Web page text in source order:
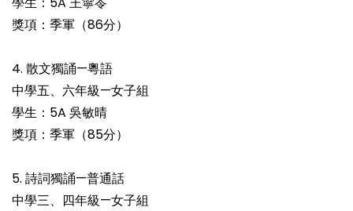
獎項：季軍（86分）
4. 散文獨誦—粵語
中學五、六年級—女子組
學生：5A 吳敏晴
獎項：季軍（85分）
5. 詩詞獨誦—普通話
中學三、四年級—女子組